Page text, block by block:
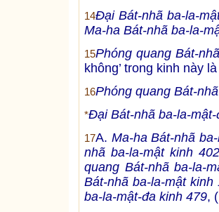
14Đại Bát-nhã ba-la-
Ma-ha Bát-nhã ba-la-
15Phóng quang Bát-
không’ trong kinh này
16Phóng quang Bát-
*Đại Bát-nhã ba-la-
17A. Ma-ha Bát-nhã
nhã ba-la-mật kinh 402
quang Bát-nhã ba-la-
Bát-nhã ba-la-mật kinh
ba-la-mật-đa kinh 479,